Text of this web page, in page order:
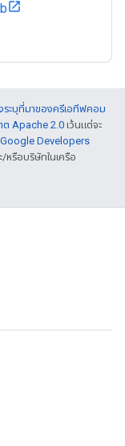
ะบุที่มาของครีเอทีฟคอม
ต Apache 2.0เว้นแต่จะ
Google Developers
หรือบริษัทในเครือ